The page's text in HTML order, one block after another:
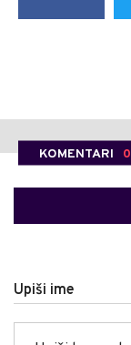
KOMENTARI 0
Upiši ime